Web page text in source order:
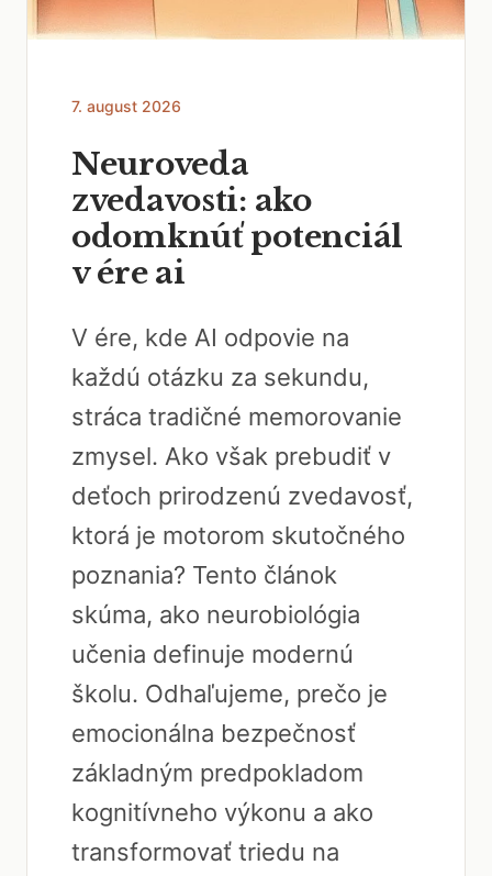
7. august 2026
Neuroveda
zvedavosti: ako
odomknúť potenciál
v ére ai
V ére, kde AI odpovie na
každú otázku za sekundu,
stráca tradičné memorovanie
zmysel. Ako však prebudiť v
deťoch prirodzenú zvedavosť,
ktorá je motorom skutočného
poznania? Tento článok
skúma, ako neurobiológia
učenia definuje modernú
školu. Odhaľujeme, prečo je
emocionálna bezpečnosť
základným predpokladom
kognitívneho výkonu a ako
transformovať triedu na